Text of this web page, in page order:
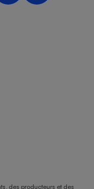
des producteurs et des